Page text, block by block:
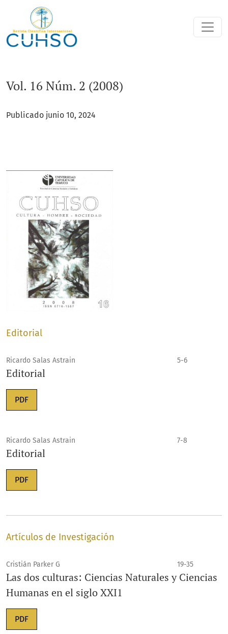
Vol. 16 Núm. 2 (2008)
Vol. 16 Núm. 2 (2008)
Publicado junio 10, 2024
Editorial
Ricardo Salas Astrain 5-6
Editorial
PDF
Ricardo Salas Astrain 7-8
Editorial
PDF
Artículos de Investigación
Cristián Parker G 19-35
Las dos culturas: Ciencias Naturales y Ciencias
Humanas en el siglo XXI1
PDF